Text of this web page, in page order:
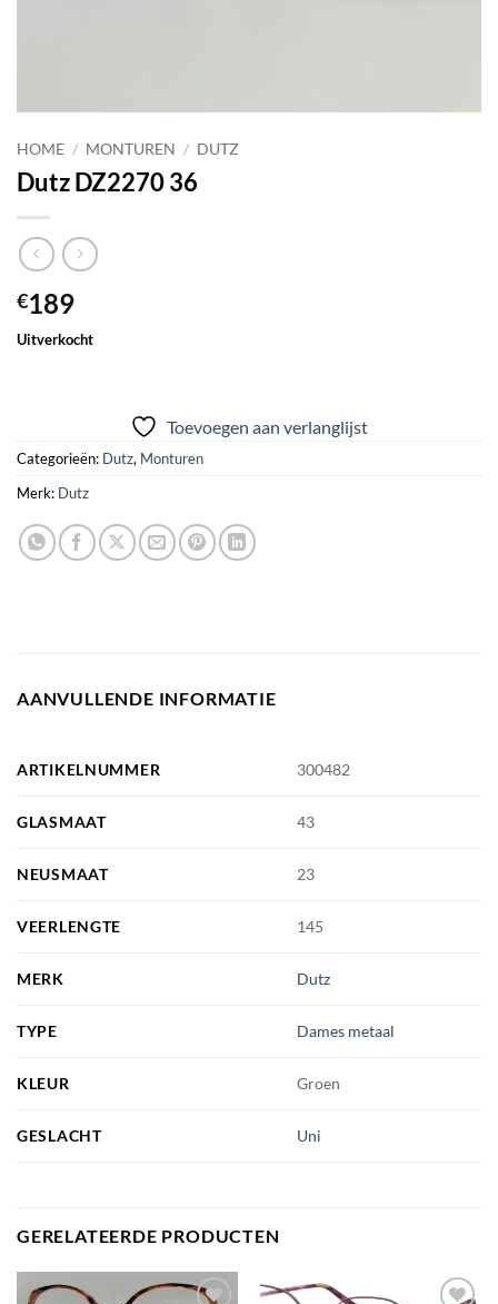
HOME / MONTUREN / DUTZ
Dutz DZ2270 36
€189
Uitverkocht
Toevoegen aan verlanglijst
Categorieën: Dutz, Monturen
Merk: Dutz
AANVULLENDE INFORMATIE
ARTIKELNUMMER 300482
GLASMAAT 43
NEUSMAAT 23
VEERLENGTE 145
MERK Dutz
TYPE Dames metaal
KLEUR Groen
GESLACHT Uni
GERELATEERDE PRODUCTEN